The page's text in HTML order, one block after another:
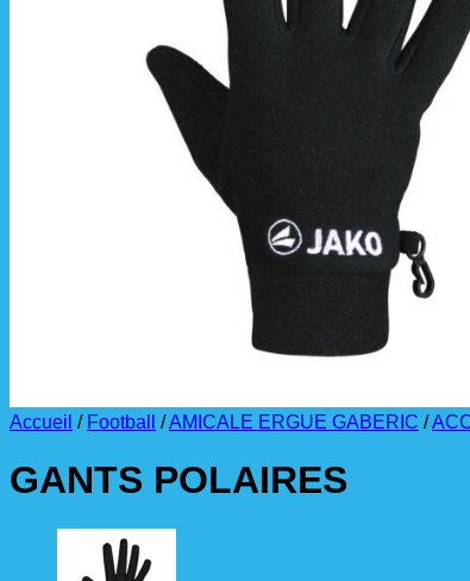
À partir de
La livraison
La
Accueil / Football /AMICALE ERGUE GABERIC /
GANTS POLAIRES